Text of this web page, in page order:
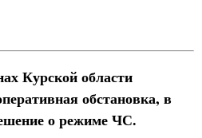
Курской области
обстановка, в
о режиме ЧС.